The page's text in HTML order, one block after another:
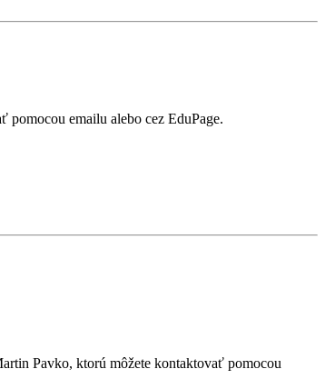
emailu alebo cez EduPage.
Pavko, ktorú môžete kontaktovať pomocou